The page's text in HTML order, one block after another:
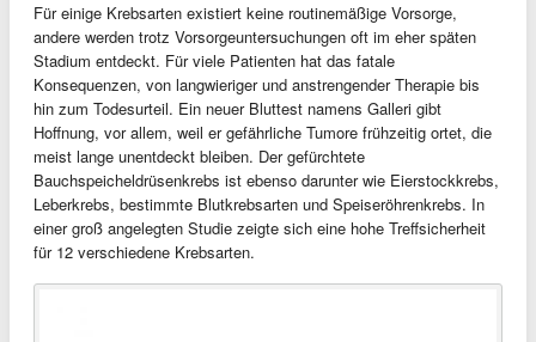
Für einige Krebsarten existiert keine routinemäßige Vorsorge,
andere werden trotz Vorsorgeuntersuchungen oft im eher späten
Stadium entdeckt. Für viele Patienten hat das fatale
Konsequenzen, von langwieriger und anstrengender Therapie bis
hin zum Todesurteil. Ein neuer Bluttest namens Galleri gibt
Hoffnung, vor allem, weil er gefährliche Tumore frühzeitig ortet, die
meist lange unentdeckt bleiben. Der gefürchtete
Bauchspeicheldrüsenkrebs ist ebenso darunter wie Eierstockkrebs,
Leberkrebs, bestimmte Blutkrebsarten und Speiseröhrenkrebs. In
einer groß angelegten Studie zeigte sich eine hohe Treffsicherheit
für 12 verschiedene Krebsarten.